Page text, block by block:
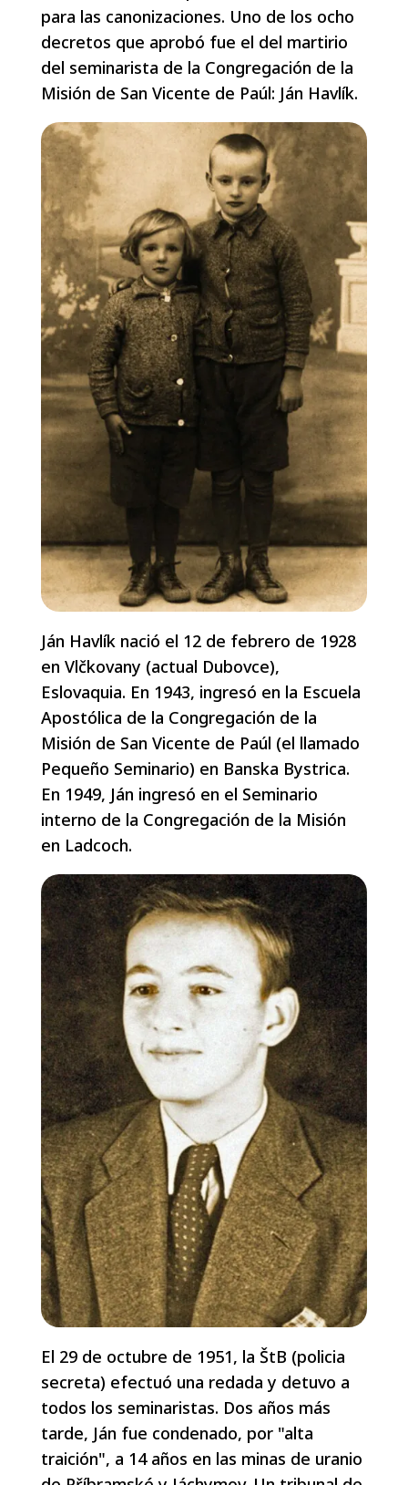
para las canonizaciones. Uno de los ocho
decretos que aprobó fue el del martirio
del seminarista de la Congregación de la
Misión de San Vicente de Paúl: Ján Havlík.
Ján Havlík nació el 12 de febrero de 1928
en Vlčkovany (actual Dubovce),
Eslovaquia. En 1943, ingresó en la Escuela
Apostólica de la Congregación de la
Misión de San Vicente de Paúl (el llamado
Pequeño Seminario) en Banska Bystrica.
En 1949, Ján ingresó en el Seminario
interno de la Congregación de la Misión
en Ladcoch.
El 29 de octubre de 1951, la ŠtB (policia
secreta) efectuó una redada y detuvo a
todos los seminaristas. Dos años más
tarde, Ján fue condenado, por "alta
traición", a 14 años en las minas de uranio